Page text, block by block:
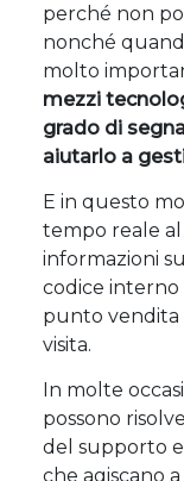
perché non
nonché
molto
mezzi
grado di
aiutarlo a
E in questo
tempo reale al
informazioni
codice interno
punto vendita
visita.
In molte
possono
del supporto
che agiscano